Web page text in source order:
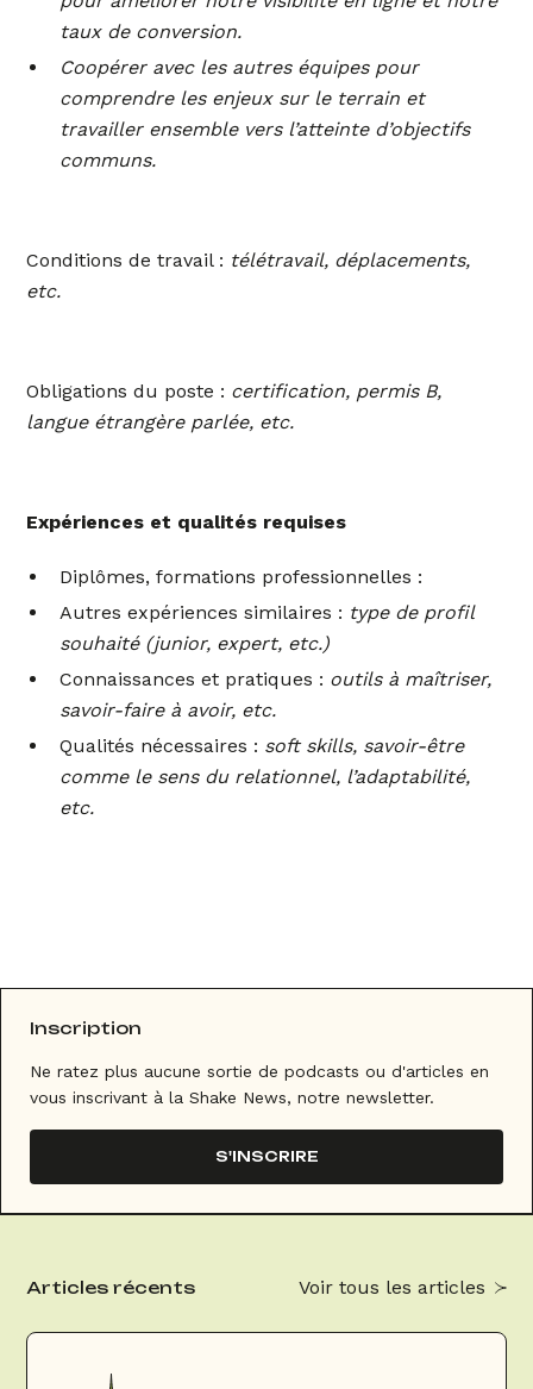
taux de conversion.
Coopérer avec les autres équipes pour
comprendre les enjeux sur le terrain et
travailler ensemble vers l’atteinte d’objectifs
communs.
Conditions de travail : télétravail, déplacements,
etc.
Obligations du poste : certification, permis B,
langue étrangère parlée, etc.
Expériences et qualités requises
Diplômes, formations professionnelles :
Autres expériences similaires : type de profil
souhaité (junior, expert, etc.)
Connaissances et pratiques : outils à maîtriser,
savoir-faire à avoir, etc.
Qualités nécessaires : soft skills, savoir-être
comme le sens du relationnel, l’adaptabilité,
etc.
Inscription
Ne ratez plus aucune sortie de podcasts ou d'articles en
vous inscrivant à la Shake News, notre newsletter.
S'INSCRIRE
Articles récents Voir tous les articles